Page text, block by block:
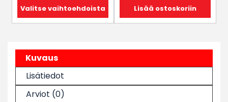
-
22,90 €
Valitse vaihtoehdoista Lisää ostoskoriin
Kuvaus
Lisätiedot
Arviot (0)